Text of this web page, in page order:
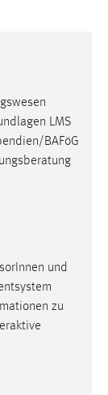
LMS
BAFöG
und
zu
Cookie
Website.